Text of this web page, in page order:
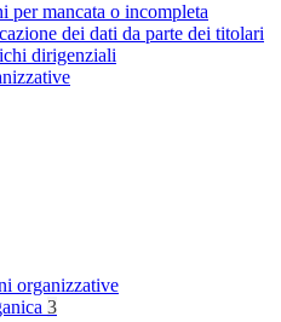
per mancata o incompleta
dei dati da parte dei titolari
dirigenziali
organizzative
3